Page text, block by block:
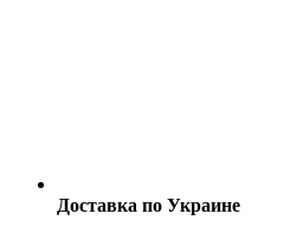
Доставка по Украине